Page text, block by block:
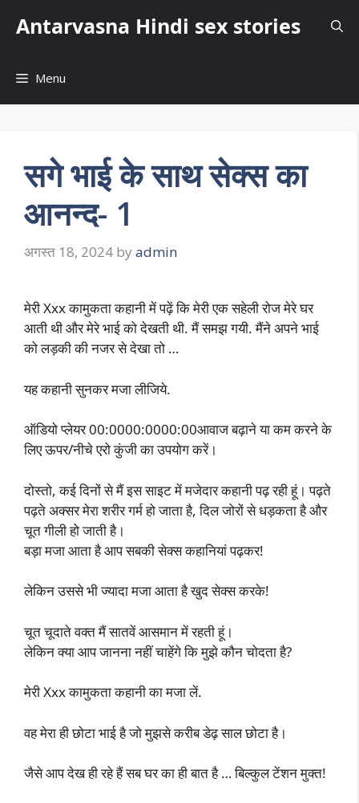
Antarvasna Hindi sex stories
Menu
सगे भाई के साथ सेक्स का
आनन्द- 1
अगस्त 18, 2024 by admin
मेरी Xxx कामुकता कहानी में पढ़ें कि मेरी एक सहेली रोज मेरे घर
आती थी और मेरे भाई को देखती थी. मैं समझ गयी. मैंने अपने भाई
को लड़की की नजर से देखा तो …
यह कहानी सुनकर मजा लीजिये.
ऑडियो प्लेयर 00:0000:0000:00आवाज बढ़ाने या कम करने के
लिए ऊपर/नीचे एरो कुंजी का उपयोग करें।
दोस्तो, कई दिनों से मैं इस साइट में मजेदार कहानी पढ़ रही हूं। पढ़ते
पढ़ते अक्सर मेरा शरीर गर्म हो जाता है, दिल जोरों से धड़कता है और
चूत गीली हो जाती है।
बड़ा मजा आता है आप सबकी सेक्स कहानियां पढ़कर!
लेकिन उससे भी ज्यादा मजा आता है खुद सेक्स करके!
चूत चूदाते वक्त मैं सातवें आसमान में रहती हूं।
लेकिन क्या आप जानना नहीं चाहेंगे कि मुझे कौन चोदता है?
मेरी Xxx कामुकता कहानी का मजा लें.
वह मेरा ही छोटा भाई है जो मुझसे करीब डेढ़ साल छोटा है।
जैसे आप देख ही रहे हैं सब घर का ही बात है … बिल्कुल टेंशन मुक्त!